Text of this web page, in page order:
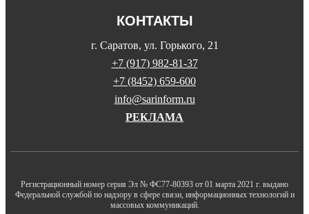
КОНТАКТЫ
г. Саратов, ул. Горького, 21
+7 (917) 982-81-37
+7 (8452) 659-600
info@sarinform.ru
РЕКЛАМА
Регистрационный номер серия Эл № ФС77-80393 от 01 марта 2021 г. выдано
Федеральной службой по надзору в сфере связи, информационных технологий и
массовых коммуникаций.